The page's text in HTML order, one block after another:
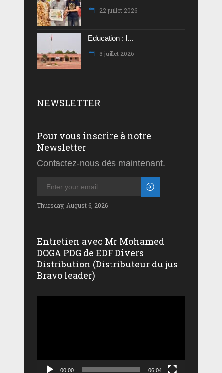
22 juillet 2026
Education : l...
3 juillet 2026
NEWSLETTER
Pour vous inscrire à notre
Newsletter
Contactez-nous dès maintenant.
Thursday, August 6, 2026
Entretien avec Mr Mohamed
DOGA PDG de EDF Divers
Distribution (Distributeur du jus
Bravo leader)
00:00 06:04